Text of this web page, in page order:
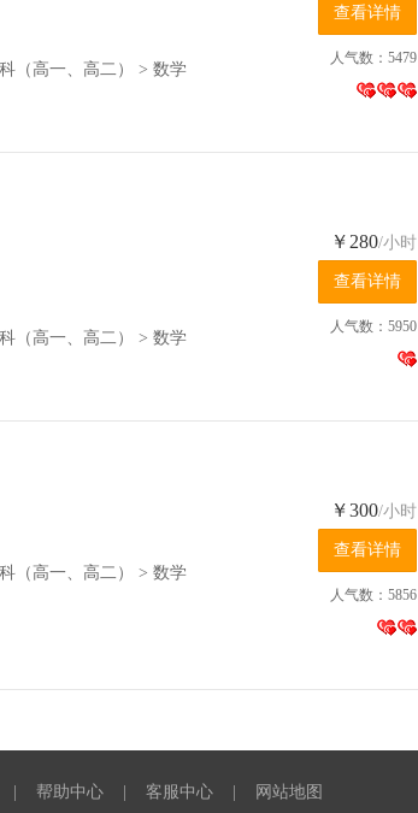
（高一、高二） > 数学
人气数：5479
（高一、高二） > 数学
￥280/小时
人气数：5950
（高一、高二） > 数学
￥300/小时
人气数：5856
帮助中心 客服中心 网站地图